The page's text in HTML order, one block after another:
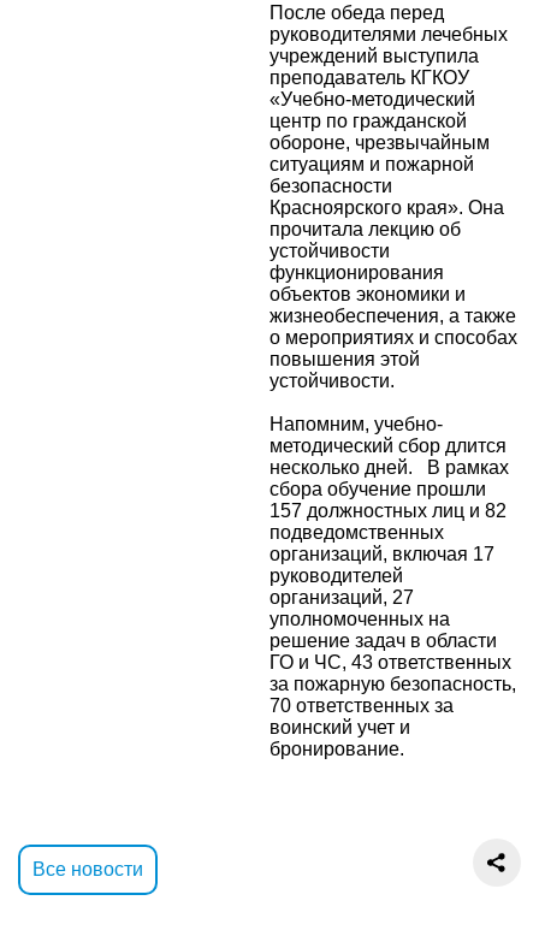
После обеда перед
руководителями лечебных
учреждений выступила
преподаватель КГКОУ
«Учебно-методический
центр по гражданской
обороне, чрезвычайным
ситуациям и пожарной
безопасности
Красноярского края». Она
прочитала лекцию об
устойчивости
функционирования
объектов экономики и
жизнеобеспечения, а также
о мероприятиях и способах
повышения этой
устойчивости.
Напомним, учебно-
методический сбор длится
несколько дней. В рамках
сбора обучение прошли
157 должностных лиц и 82
подведомственных
организаций, включая 17
руководителей
организаций, 27
уполномоченных на
решение задач в области
ГО и ЧС, 43 ответственных
за пожарную безопасность,
70 ответственных за
воинский учет и
бронирование.
Все новости